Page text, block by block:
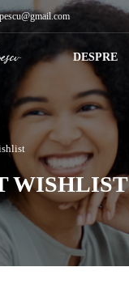
DESPRE
WISHLIST